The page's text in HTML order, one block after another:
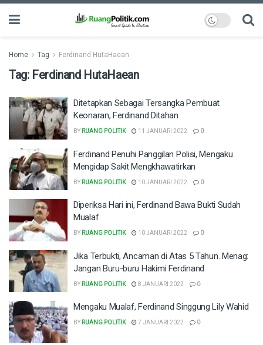
Home Tag Ferdinand HutaHaean
Tag: Ferdinand HutaHaean
Ditetapkan Sebagai Tersangka Pembuat
Keonaran, Ferdinand Ditahan
BY RUANG POLITIK 11 JANUARI 2022 0
Ferdinand Penuhi Panggilan Polisi, Mengaku
Mengidap Sakit Mengkhawatirkan
BY RUANG POLITIK 10 JANUARI 2022 0
Diperiksa Hari ini, Ferdinand Bawa Bukti Sudah
Mualaf
BY RUANG POLITIK 10 JANUARI 2022 0
Jika Terbukti, Ancaman di Atas 5 Tahun. Menag:
Jangan Buru-buru Hakimi Ferdinand
BY RUANG POLITIK 8 JANUARI 2022 0
Mengaku Mualaf, Ferdinand Singgung Lily Wahid
BY RUANG POLITIK 7 JANUARI 2022 0